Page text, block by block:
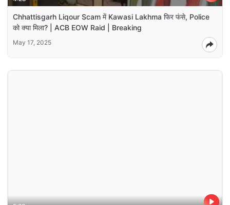
Chhattisgarh Liqour Scam में Kawasi Lakhma फिर फंसे, Police
को क्या मिला? | ACB EOW Raid | Breaking
May 17, 2025